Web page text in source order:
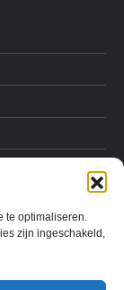
te optimaliseren.
zijn ingeschakeld,